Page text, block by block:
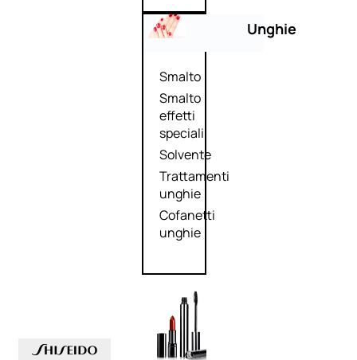
Unghie
Smalto
Smalto
effetti
speciali
Solvente
Trattamenti
unghie
Cofanetti
unghie